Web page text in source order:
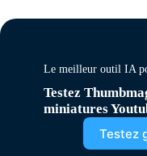
Le meilleur outil IA
Testez
miniatures
Testez